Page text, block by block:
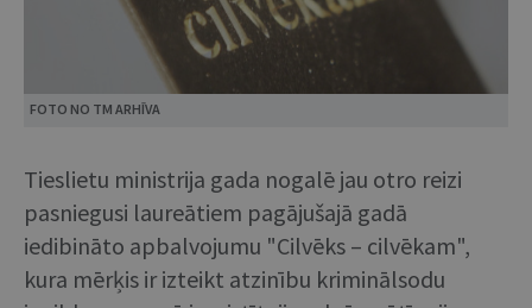
FOTO NO TM ARHĪVA
Tieslietu ministrija gada nogalē jau otro reizi
pasniegusi laureātiem pagājušajā gadā
iedibināto apbalvojumu "Cilvēks – cilvēkam",
kura mērķis ir izteikt atzinību kriminālsodu